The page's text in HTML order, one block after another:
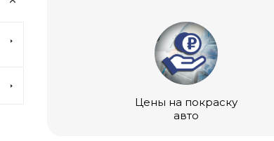
Цены на покраску
авто